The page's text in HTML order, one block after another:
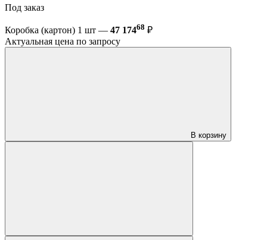
Под заказ
Коробка (картон) 1 шт — 47 17468 ₽
Актуальная цена по запросу
В корзину